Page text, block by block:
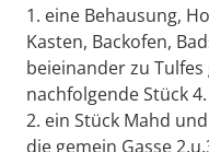
1. eine Behausung,
Kasten, Backofen,
beieinander zu
nachfolgende Stück
2. ein Stück Mahd
die gemein Gasse